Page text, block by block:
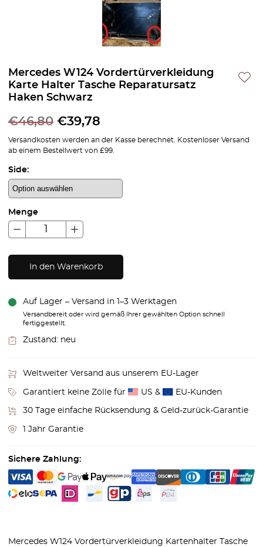
Mercedes W124 Vordertürverkleidung
Karte Halter Tasche Reparatursatz
Haken Schwarz
€46,80 €39,78
Versandkosten werden an der Kasse berechnet. Kostenloser Versand
ab einem Bestellwert von £99.
Side:
Menge
In den Warenkorb
Auf Lager – Versand in 1–3 Werktagen
Versandbereit oder wird gemäß Ihrer gewählten Option schnell
fertiggestellt.
Zustand: neu
Weltweiter Versand aus unserem EU-Lager
Garantiert keine Zölle für US & EU-Kunden
30 Tage einfache Rücksendung & Geld-zurück-Garantie
1 Jahr Garantie
Sichere Zahlung:
Mercedes W124 Vordertürverkleidung Kartenhalter Tasche